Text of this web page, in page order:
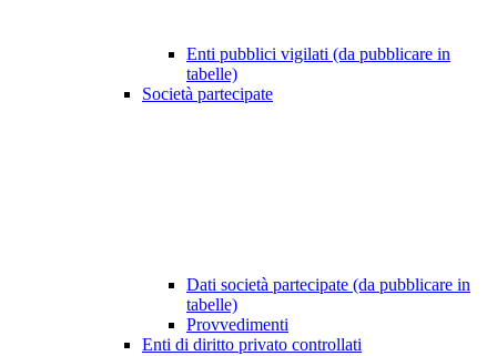
Enti pubblici vigilati (da pubblicare in
tabelle)
Società partecipate
Dati società partecipate (da pubblicare in
tabelle)
Provvedimenti
Enti di diritto privato controllati